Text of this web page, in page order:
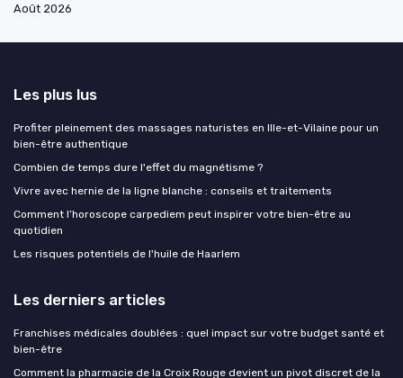
Août 2026
Les plus lus
Profiter pleinement des massages naturistes en Ille-et-Vilaine pour un
bien-être authentique
Combien de temps dure l'effet du magnétisme ?
Vivre avec hernie de la ligne blanche : conseils et traitements
Comment l’horoscope carpediem peut inspirer votre bien-être au
quotidien
Les risques potentiels de l'huile de Haarlem
Les derniers articles
Franchises médicales doublées : quel impact sur votre budget santé et
bien-être
Comment la pharmacie de la Croix Rouge devient un pivot discret de la